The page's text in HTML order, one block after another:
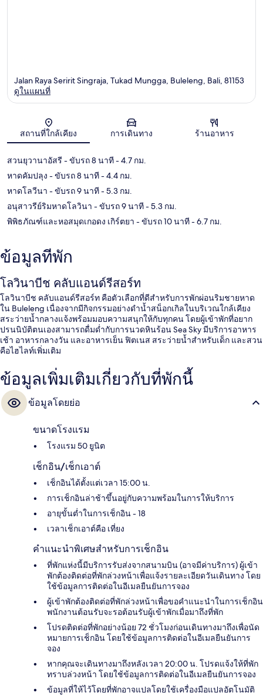
แผนที่
Jalan Raya Seririt Singraja, Tukad Mungga, Buleleng, Bali, 81153
ดูในแผนที่
สถานที่ใกล้เคียง การเดินทาง ร้านอาหาร
สวนยุวานาอัสรี - ขับรถ 8 นาที- 4.7 กม.
หาดคัมปลุง - ขับรถ 8 นาที- 4.4 กม.
หาดโลวีนา - ขับรถ 9 นาที- 5.3 กม.
อนุสาวรีย์ริมหาดโลวินา - ขับรถ 9 นาที- 5.3 กม.
พิพิธภัณฑ์และหอสมุดเกอดง เกิร์ตยา - ขับรถ 10 นาที- 6.7 กม.
ข้อมูลที่พัก
โลวินาบีช คลับแอนด์รีสอร์ท
โลวินาบีช คลับแอนด์รีสอร์ท คือตัวเลือกที่ดีสำหรับการพักผ่อนริมชายหาด
ใน Buleleng เนื่องจากมีกิจกรรมอย่างดำน้ำสน็อกเกิลในบริเวณใกล้เคียง
สระว่ายน้ำกลางแจ้งพร้อมมอบความสนุกให้กับทุกคน โดยผู้เข้าพักที่อยาก
ปรนนิบัติตนเองสามารถดื่มด่ำกับการนวดหินร้อน Sea Sky มีบริการอาหาร
เช้า อาหารกลางวัน และอาหารเย็น ฟิตเนส สระว่ายน้ำสำหรับเด็ก และสวน
คือไฮไลท์เพิ่มเติม
ข้อมูลเพิ่มเติมเกี่ยวกับที่พักนี้
ข้อมูลโดยย่อ
ขนาดโรงแรม
โรงแรม 50 ยูนิต
เช็กอิน/เช็กเอาต์
เช็กอินได้ตั้งแต่เวลา 15:00 น.
การเช็กอินล่าช้าขึ้นอยู่กับความพร้อมในการให้บริการ
อายุขั้นต่ำในการเช็กอิน - 18
เวลาเช็กเอาต์คือ เที่ยง
คำแนะนำพิเศษสำหรับการเช็กอิน
ที่พักแห่งนี้มีบริการรับส่งจากสนามบิน (อาจมีค่าบริการ) ผู้เข้า
พักต้องติดต่อที่พักล่วงหน้าเพื่อแจ้งรายละเอียดวันเดินทาง โดย
ใช้ข้อมูลการติดต่อในอีเมลยืนยันการจอง
ผู้เข้าพักต้องติดต่อที่พักล่วงหน้าเพื่อขอคำแนะนำในการเช็กอิน
พนักงานต้อนรับจะรอต้อนรับผู้เข้าพักเมื่อมาถึงที่พัก
โปรดติดต่อที่พักอย่างน้อย 72 ชั่วโมงก่อนเดินทางมาถึงเพื่อนัด
หมายการเช็กอิน โดยใช้ข้อมูลการติดต่อในอีเมลยืนยันการ
จอง
หากคุณจะเดินทางมาถึงหลังเวลา 20:00 น. โปรดแจ้งให้ที่พัก
ทราบล่วงหน้า โดยใช้ข้อมูลการติดต่อในอีเมลยืนยันการจอง
ข้อมูลที่ให้ไว้โดยที่พักอาจแปลโดยใช้เครื่องมือแปลอัตโนมัติ